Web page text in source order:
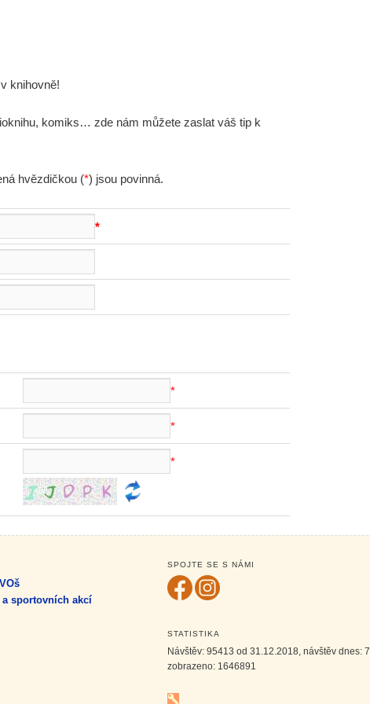
knihovně!
komiks… zde nám můžete zaslat váš tip k
hvězdičkou (*) jsou povinná.
*
*
*
*
sportovních akcí
SPOJTE SE S NÁMI
STATISTIKA
Návštěv:95413 od 31.12.2018, návštěv dnes:7
zobrazeno: 1646891